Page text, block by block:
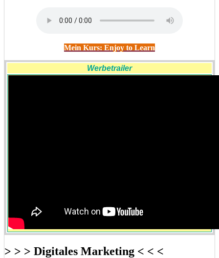
Mein Kurs: Enjoy to Learn
Werbetrailer
> > > Digitales Marketing < < <